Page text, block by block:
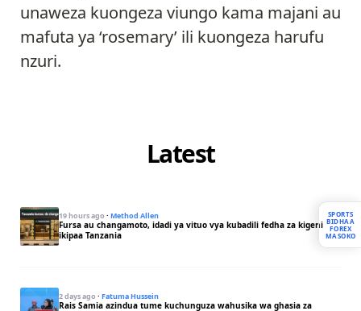
unaweza kuongeza viungo kama majani au
mafuta ya ‘rosemary’ ili kuongeza harufu
nzuri.
Latest
19 hours ago · Method Allen
Fursa au changamoto, idadi ya vituo vya kubadili fedha za kigeni
ikipaa Tanzania
2 days ago · Fatuma Hussein
Rais Samia azindua tume kuchunguza wahusika wa ghasia za
SPORTS
BIDHAA
FOREX
MASOKO